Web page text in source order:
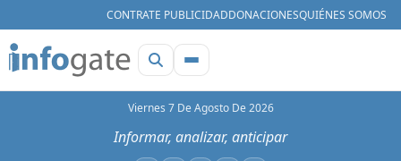
CONTRATE PUBLICIDADDONACIONESQUIÉNES SOMOS
Viernes 7 De Agosto De 2026
Informar, analizar, anticipar